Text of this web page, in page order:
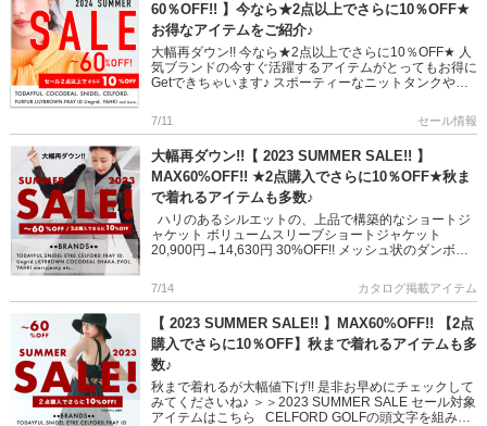
60％OFF!! 】今なら★2点以上でさらに10％OFF★
お得なアイテムをご紹介♪
大幅再ダウン!! 今なら★2点以上でさらに10％OFF★ 人
気ブランドの今すぐ活躍するアイテムがとってもお得に
Getできちゃいます♪ スポーティーなニットタンクや、
ミ 1 […]
7/11 セール情報
大幅再ダウン!!【 2023 SUMMER SALE!! 】
MAX60%OFF!! ★2点購入でさらに10％OFF★秋ま
で着れるアイテムも多数♪
ハリのあるシルエットの、上品で構築的なショートジ
ャケット ボリュームスリーブショートジャケット
20,900円→14,630円 30%OFF!! メッシュ状のダンボー
7/14 カタログ掲載アイテム
【 2023 SUMMER SALE!! 】MAX60%OFF!! 【2点
購入でさらに10％OFF】秋まで着れるアイテムも多
数♪
秋まで着れるが大幅値下げ!! 是非お早めにチェックして
みてくださいね♪ ＞＞2023 SUMMER SALE セール対象
アイテムはこちら CELFORD GOLFの頭文字を組み合